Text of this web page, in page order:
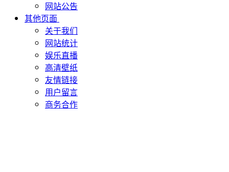
网站公告
其他页面
关于我们
网站统计
娱乐直播
高清壁纸
友情链接
用户留言
商务合作